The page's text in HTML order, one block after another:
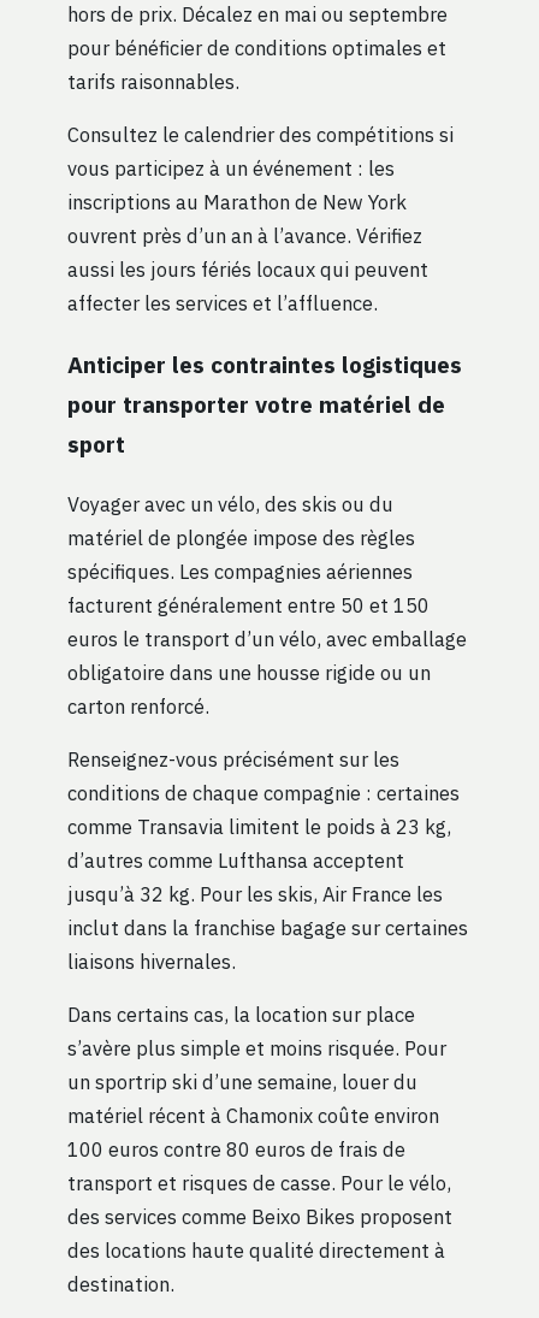
hors de prix. Décalez en mai ou septembre
pour bénéficier de conditions optimales et
tarifs raisonnables.
Consultez le calendrier des compétitions si
vous participez à un événement : les
inscriptions au Marathon de New York
ouvrent près d’un an à l’avance. Vérifiez
aussi les jours fériés locaux qui peuvent
affecter les services et l’affluence.
Anticiper les contraintes logistiques
pour transporter votre matériel de
sport
Voyager avec un vélo, des skis ou du
matériel de plongée impose des règles
spécifiques. Les compagnies aériennes
facturent généralement entre 50 et 150
euros le transport d’un vélo, avec emballage
obligatoire dans une housse rigide ou un
carton renforcé.
Renseignez-vous précisément sur les
conditions de chaque compagnie : certaines
comme Transavia limitent le poids à 23 kg,
d’autres comme Lufthansa acceptent
jusqu’à 32 kg. Pour les skis, Air France les
inclut dans la franchise bagage sur certaines
liaisons hivernales.
Dans certains cas, la location sur place
s’avère plus simple et moins risquée. Pour
un sportrip ski d’une semaine, louer du
matériel récent à Chamonix coûte environ
100 euros contre 80 euros de frais de
transport et risques de casse. Pour le vélo,
des services comme Beixo Bikes proposent
des locations haute qualité directement à
destination.